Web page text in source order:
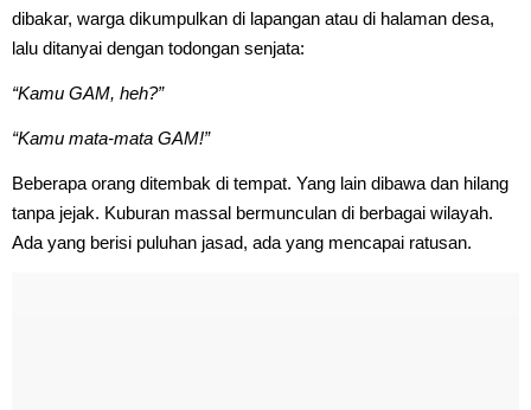
dibakar, warga dikumpulkan di lapangan atau di halaman desa,
lalu ditanyai dengan todongan senjata:
“Kamu GAM, heh?”
“Kamu mata-mata GAM!”
Beberapa orang ditembak di tempat. Yang lain dibawa dan hilang
tanpa jejak. Kuburan massal bermunculan di berbagai wilayah.
Ada yang berisi puluhan jasad, ada yang mencapai ratusan.